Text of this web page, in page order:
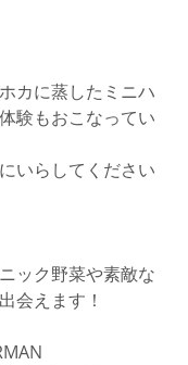
カに蒸したミニハ
験もおこなってい
いらしてください
ック野菜や素敵な
会えます！